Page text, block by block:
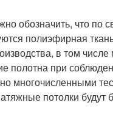
обозначить, что по
полиэфирная
в том числе
полотна при
многочисленными
потолки будут